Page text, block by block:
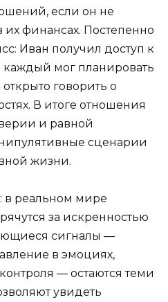
если он не
их финансах. Постепенно
Иван получил доступ к
каждый мог планировать
говорить о
В итоге отношения
и равной
сценарии
жизни.
в реальном мире
за искренностью
сигналы —
в эмоциях,
— остаются теми
увидеть